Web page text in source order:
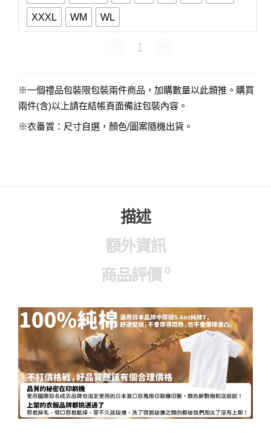
XXXL WM WL
衣番賞-短袖 數量
※一個禮品包裝限包裝兩件商品，加購數量以此類推。購買
兩件(含)以上請在結帳頁面備註包裝內容。
※衣番賞：尺寸自選，顏色/圖案隨機出貨。
描述
額外資訊
商品評價 0